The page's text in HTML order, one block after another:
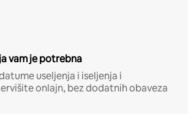
vam je potrebna
useljenja i iseljenja i
onlajn, bez dodatnih obaveza